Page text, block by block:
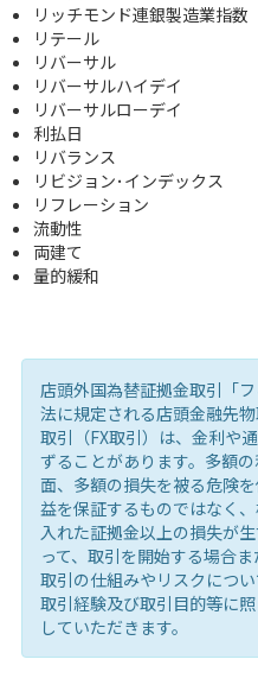
リッチモンド連銀製造業指数
リテール
リバーサル
リバーサルハイデイ
リバーサルローデイ
利払日
リバランス
リビジョン･インデックス
リフレーション
流動性
両建て
量的緩和
店頭外国為替証拠金取引「
法に規定される店頭金融先
取引（FX取引）は、金利や
ずることがあります。多額
面、多額の損失を被る危険
益を保証するものではなく
入れた証拠金以上の損失が
って、取引を開始する場合
取引の仕組みやリスクにつ
取引経験及び取引目的等に
していただきます。